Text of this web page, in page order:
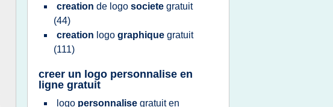
creation de logo societe gratuit
(44)
creation logo graphique gratuit
(111)
creer un logo personnalise en
ligne gratuit
logo personnalise gratuiten